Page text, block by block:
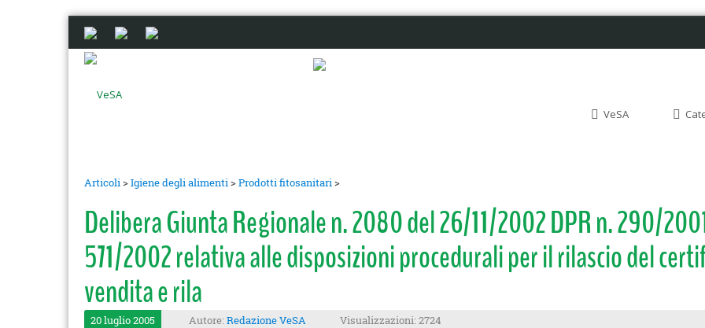
VeSA
Articoli>Igiene degli alimenti>Prodotti fitosanitari>
Delibera Giunta Regionale n. 2080 del 26/11/2002 DPR n. 290/
571/2002 relativa alle disposizioni procedurali per il rilascio del
vendita e rila
20 luglio 2005 Autore: Redazione VeSA Visualizzazioni: 2724